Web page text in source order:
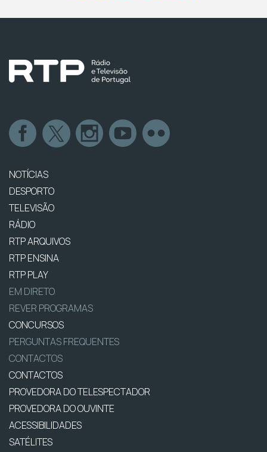
NOTÍCIAS
DESPORTO
TELEVISÃO
RÁDIO
RTP ARQUIVOS
RTP ENSINA
RTP PLAY
EM DIRETO
REVER PROGRAMAS
CONCURSOS
PERGUNTAS FREQUENTES
CONTACTOS
CONTACTOS
PROVEDORA DO TELESPECTADOR
PROVEDORA DO OUVINTE
ACESSIBILIDADES
SATÉLITES